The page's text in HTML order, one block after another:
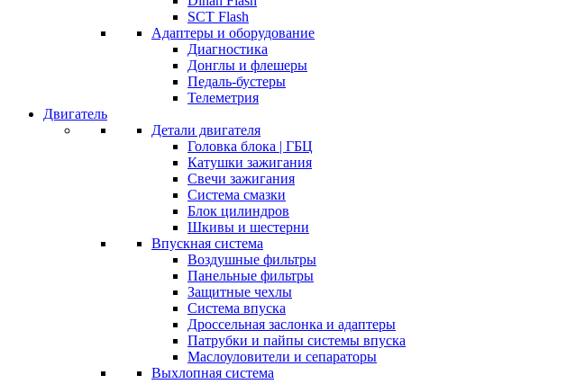
SCT Flash
Адаптеры и оборудование
Диагностика
Донглы и флешеры
Педаль-бустеры
Телеметрия
Двигатель
Детали двигателя
Головка блока | ГБЦ
Катушки зажигания
Свечи зажигания
Система смазки
Блок цилиндров
Шкивы и шестерни
Впускная система
Воздушные фильтры
Панельные фильтры
Защитные чехлы
Система впуска
Дроссельная заслонка и адаптеры
Патрубки и пайпы системы впуска
Маслоуловители и сепараторы
Выхлопная система